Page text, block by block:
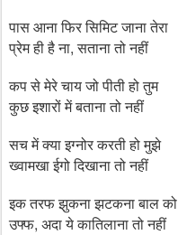
पास आना फिर सिमिट जाना तेरा
प्रेम ही है ना,सताना तो नहीं
कप से मेरे चाय जो पीती हो तुम
कुछ इशारों में बताना तो नहीं
सच में क्या इग्नोर करती हो मुझे
ख्वामखा ईगो दिखाना तो नहीं
इक तरफ झुकना झटकना बाल को
उफ्फ, अदा ये कातिलाना तो नहीं